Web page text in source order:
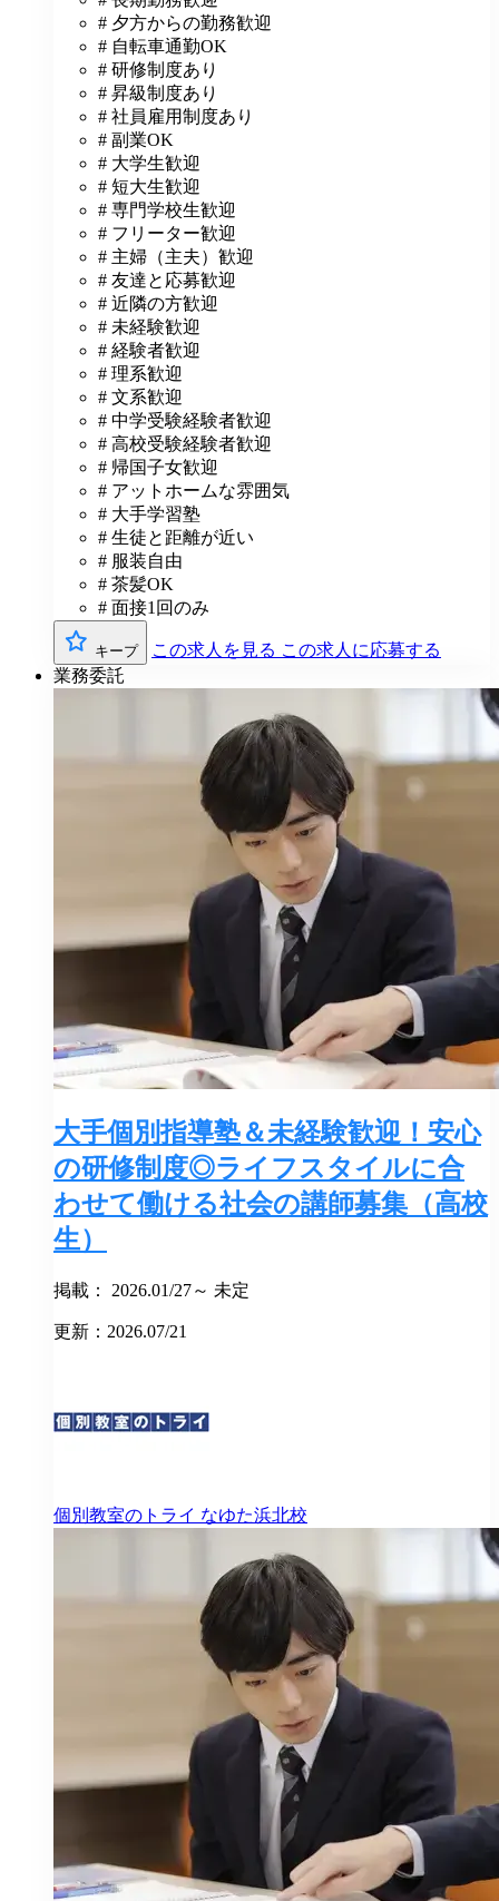
# 夕方からの勤務歓迎
# 自転車通勤OK
# 研修制度あり
# 昇級制度あり
# 社員雇用制度あり
# 副業OK
# 大学生歓迎
# 短大生歓迎
# 専門学校生歓迎
# フリーター歓迎
# 主婦（主夫）歓迎
# 友達と応募歓迎
# 近隣の方歓迎
# 未経験歓迎
# 経験者歓迎
# 理系歓迎
# 文系歓迎
# 中学受験経験者歓迎
# 高校受験経験者歓迎
# 帰国子女歓迎
# アットホームな雰囲気
# 大手学習塾
# 生徒と距離が近い
# 服装自由
# 茶髪OK
# 面接1回のみ
キープ この求人を見る この求人に応募する
業務委託
大手個別指導塾＆未経験歓迎！安心
の研修制度◎ライフスタイルに合
わせて働ける社会の講師募集（高校
生）
掲載： 2026.01/27～ 未定
更新：2026.07/21
個別教室のトライ なゆた浜北校